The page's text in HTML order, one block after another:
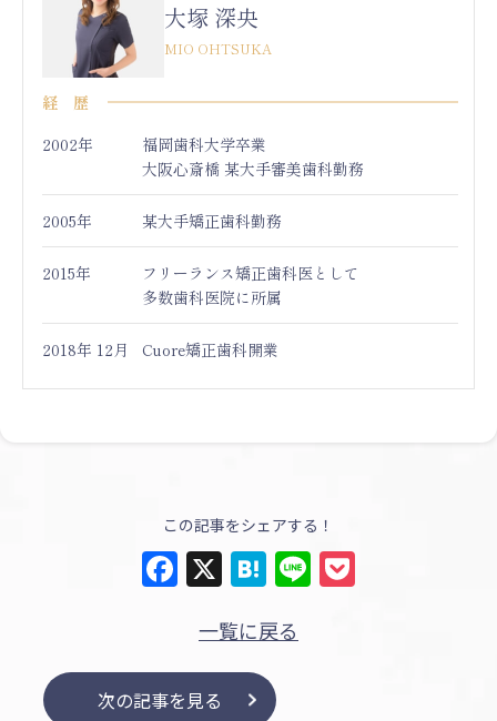
大塚 深央
MIO OHTSUKA
経 歴
2002年
福岡歯科大学卒業
大阪心斎橋 某大手審美歯科勤務
2005年 某大手矯正歯科勤務
2015年
フリーランス矯正歯科医として
多数歯科医院に所属
2018年 12月 Cuore矯正歯科開業
この記事をシェアする！
Facebook
X Hatena
Line
次の記事を見る
一覧に戻る